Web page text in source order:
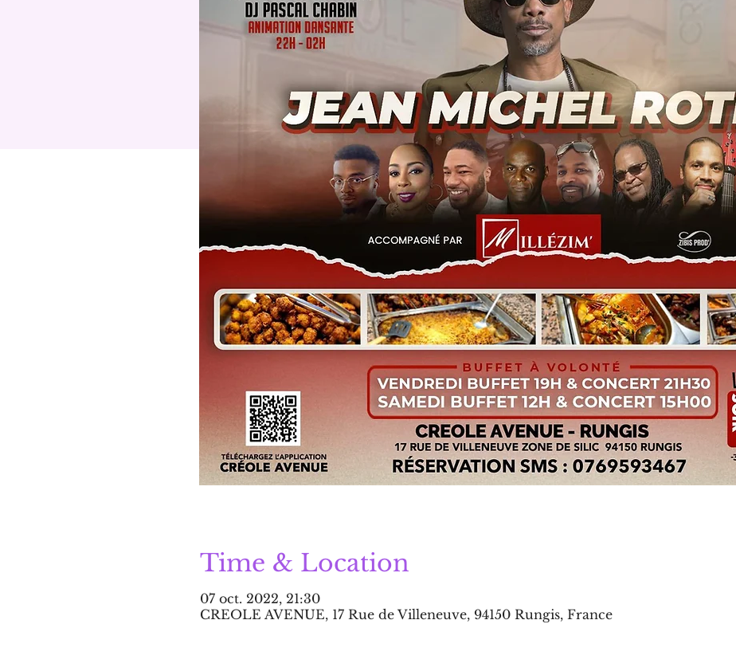
Time & Location
07 oct. 2022, 21:30
CREOLE AVENUE, 17 Rue de Villeneuve, 94150 Rungis, France